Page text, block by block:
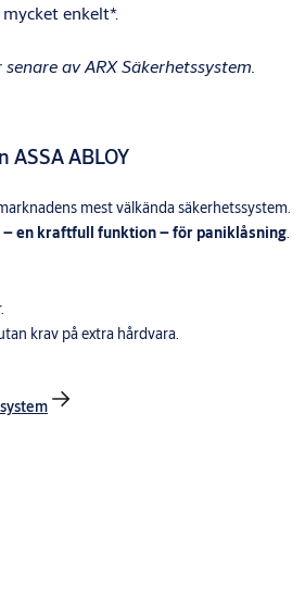
enkelt*.
av ARX Säkerhetssystem.
ASSA ABLOY
mest välkända säkerhetssystem.
– en kraftfull funktion – för paniklåsning.
krav på extra hårdvara.